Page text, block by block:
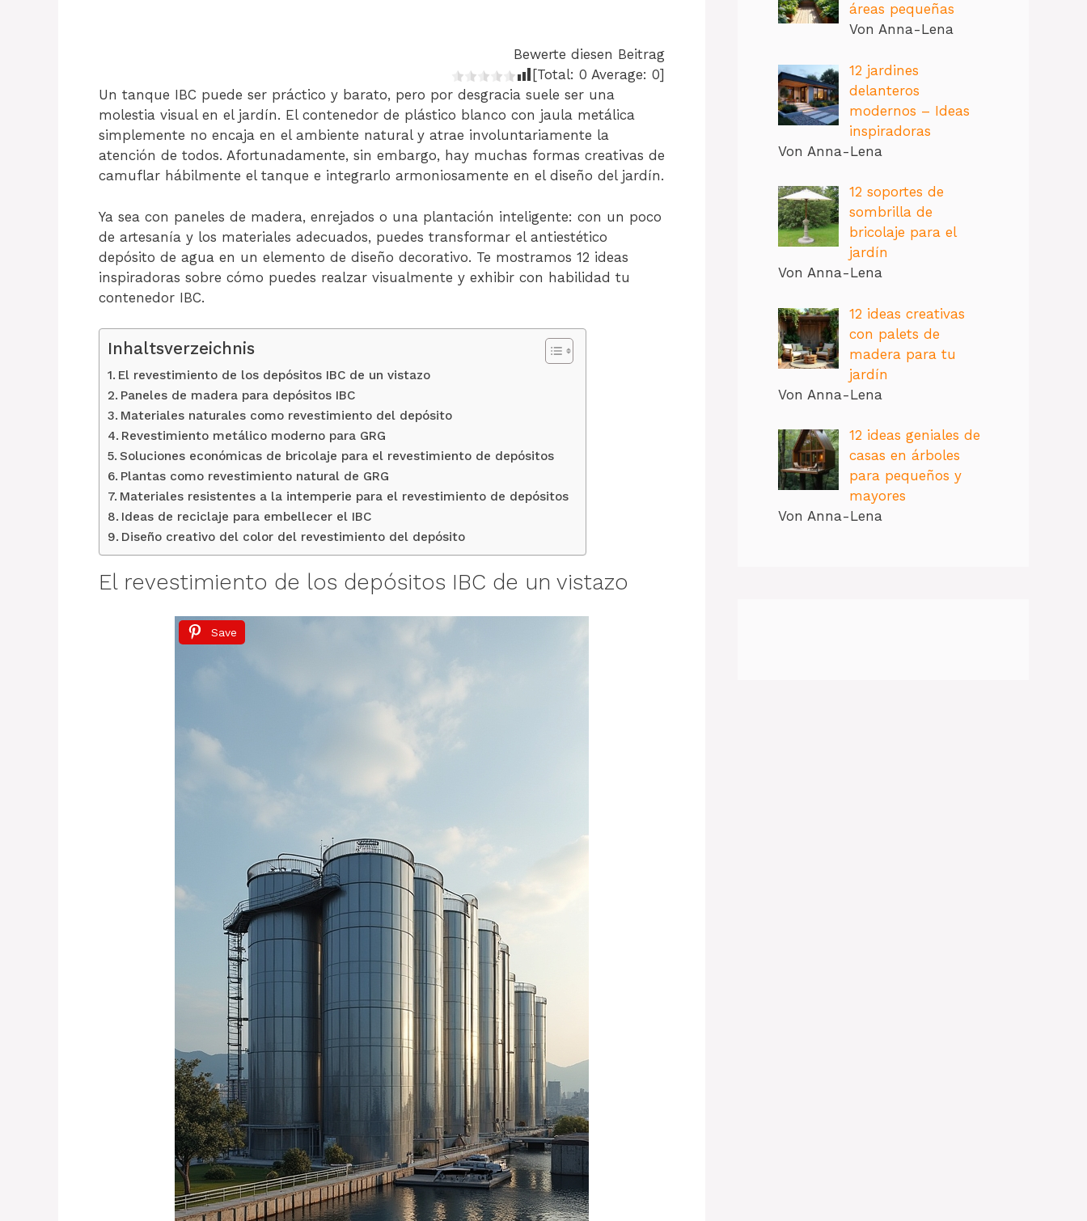
Bewerte diesen Beitrag
[Total: 0 Average: 0]
Un tanque IBC puede ser práctico y barato, pero por desgracia suele ser una
molestia visual en el jardín. El contenedor de plástico blanco con jaula metálica
simplemente no encaja en el ambiente natural y atrae involuntariamente la
atención de todos. Afortunadamente, sin embargo, hay muchas formas creativas de
camuflar hábilmente el tanque e integrarlo armoniosamente en el diseño del jardín.
Ya sea con paneles de madera, enrejados o una plantación inteligente: con un poco
de artesanía y los materiales adecuados, puedes transformar el antiestético
depósito de agua en un elemento de diseño decorativo. Te mostramos 12 ideas
inspiradoras sobre cómo puedes realzar visualmente y exhibir con habilidad tu
contenedor IBC.
Inhaltsverzeichnis
El revestimiento de los depósitos IBC de un vistazo
Paneles de madera para depósitos IBC
Materiales naturales como revestimiento del depósito
Revestimiento metálico moderno para GRG
Soluciones económicas de bricolaje para el revestimiento de depósitos
Plantas como revestimiento natural de GRG
Materiales resistentes a la intemperie para el revestimiento de depósitos
Ideas de reciclaje para embellecer el IBC
Diseño creativo del color del revestimiento del depósito
El revestimiento de los depósitos IBC de un vistazo
Save
áreas pequeñas
Von Anna-Lena
12 jardines
delanteros
modernos – Ideas
inspiradoras
Von Anna-Lena
12 soportes de
sombrilla de
bricolaje para el
jardín
Von Anna-Lena
12 ideas creativas
con palets de
madera para tu
jardín
Von Anna-Lena
12 ideas geniales de
casas en árboles
para pequeños y
mayores
Von Anna-Lena